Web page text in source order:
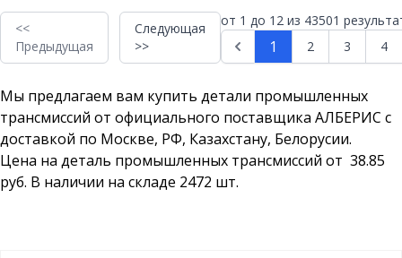
<<
Предыдущая
Следующая
>>
от 1 до 12 из 43501
1 2 3 4
Мы предлагаем вам купить детали промышленных
трансмиссий от официального поставщика АЛБЕРИС с
доставкой по Москве, РФ, Казахстану, Белорусии.
Цена на деталь промышленных трансмиссий от 38.85
руб. В наличии на складе 2472 шт.